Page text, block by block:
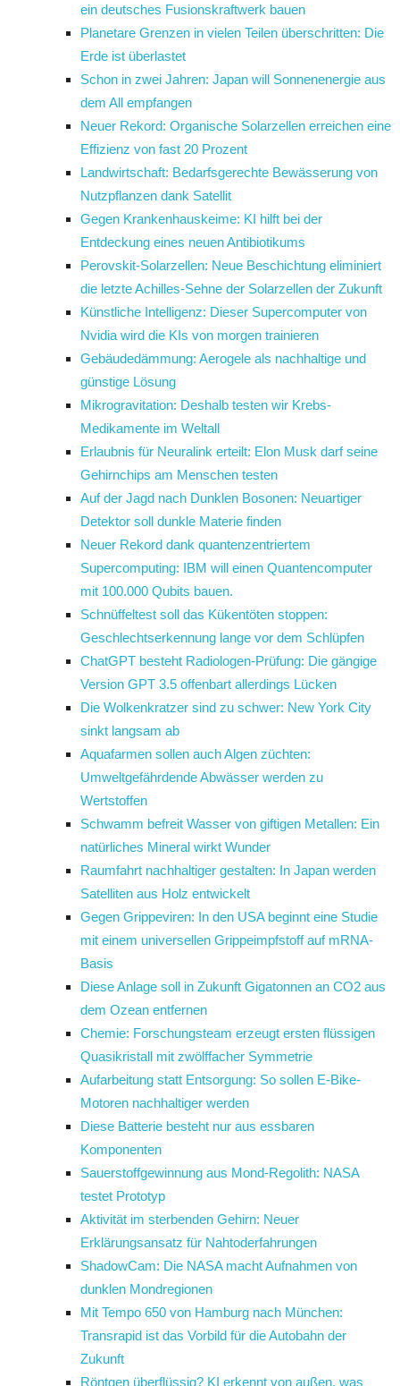
ein deutsches Fusionskraftwerk bauen
Planetare Grenzen in vielen Teilen überschritten: Die
Erde ist überlastet
Schon in zwei Jahren: Japan will Sonnenenergie aus
dem All empfangen
Neuer Rekord: Organische Solarzellen erreichen eine
Effizienz von fast 20 Prozent
Landwirtschaft: Bedarfsgerechte Bewässerung von
Nutzpflanzen dank Satellit
Gegen Krankenhauskeime: KI hilft bei der
Entdeckung eines neuen Antibiotikums
Perovskit-Solarzellen: Neue Beschichtung eliminiert
die letzte Achilles-Sehne der Solarzellen der Zukunft
Künstliche Intelligenz: Dieser Supercomputer von
Nvidia wird die KIs von morgen trainieren
Gebäudedämmung: Aerogele als nachhaltige und
günstige Lösung
Mikrogravitation: Deshalb testen wir Krebs-
Medikamente im Weltall
Erlaubnis für Neuralink erteilt: Elon Musk darf seine
Gehirnchips am Menschen testen
Auf der Jagd nach Dunklen Bosonen: Neuartiger
Detektor soll dunkle Materie finden
Neuer Rekord dank quantenzentriertem
Supercomputing: IBM will einen Quantencomputer
mit 100.000 Qubits bauen.
Schnüffeltest soll das Kükentöten stoppen:
Geschlechtserkennung lange vor dem Schlüpfen
ChatGPT besteht Radiologen-Prüfung: Die gängige
Version GPT 3.5 offenbart allerdings Lücken
Die Wolkenkratzer sind zu schwer: New York City
sinkt langsam ab
Aquafarmen sollen auch Algen züchten:
Umweltgefährdende Abwässer werden zu
Wertstoffen
Schwamm befreit Wasser von giftigen Metallen: Ein
natürliches Mineral wirkt Wunder
Raumfahrt nachhaltiger gestalten: In Japan werden
Satelliten aus Holz entwickelt
Gegen Grippeviren: In den USA beginnt eine Studie
mit einem universellen Grippeimpfstoff auf mRNA-
Basis
Diese Anlage soll in Zukunft Gigatonnen an CO2 aus
dem Ozean entfernen
Chemie: Forschungsteam erzeugt ersten flüssigen
Quasikristall mit zwölffacher Symmetrie
Aufarbeitung statt Entsorgung: So sollen E-Bike-
Motoren nachhaltiger werden
Diese Batterie besteht nur aus essbaren
Komponenten
Sauerstoffgewinnung aus Mond-Regolith: NASA
testet Prototyp
Aktivität im sterbenden Gehirn: Neuer
Erklärungsansatz für Nahtoderfahrungen
ShadowCam: Die NASA macht Aufnahmen von
dunklen Mondregionen
Mit Tempo 650 von Hamburg nach München:
Transrapid ist das Vorbild für die Autobahn der
Zukunft
Röntgen überflüssig? KI erkennt von außen, was